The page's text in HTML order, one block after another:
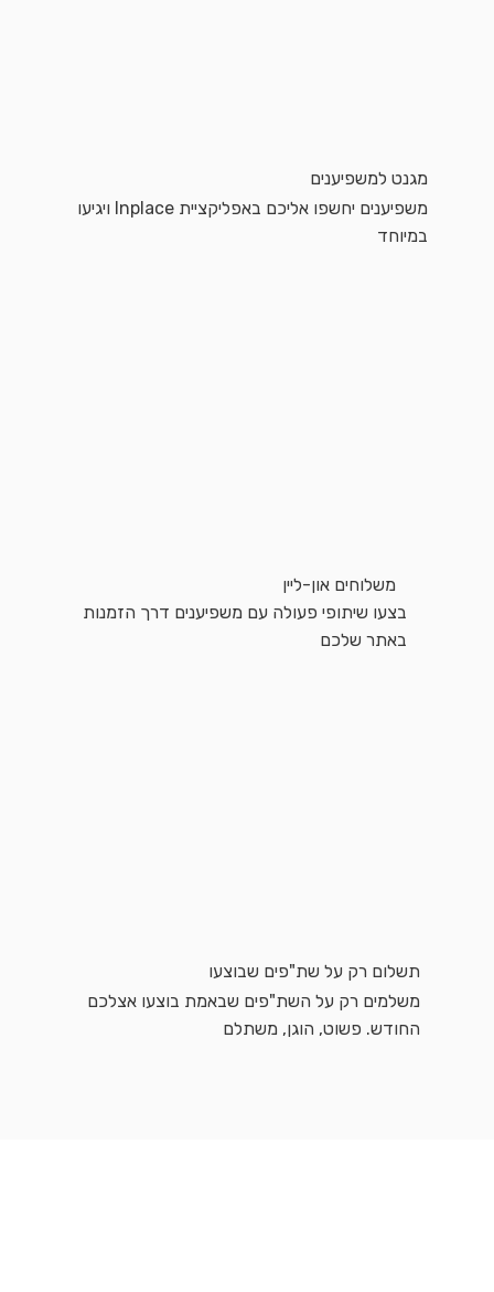
משלוחים און-ליין
בצעו שיתופי פעולה עם משפיענים דרך הזמנות
באתר שלכם
תשלום רק על שת"פים שבוצעו
משלמים רק על השת"פים שבאמת בוצעו אצלכם
החודש. פשוט, הוגן, משתלם
מגנט למשפיענים
משפיענים יחשפו אליכם באפליקציית Inplace ויגיעו
במיוחד